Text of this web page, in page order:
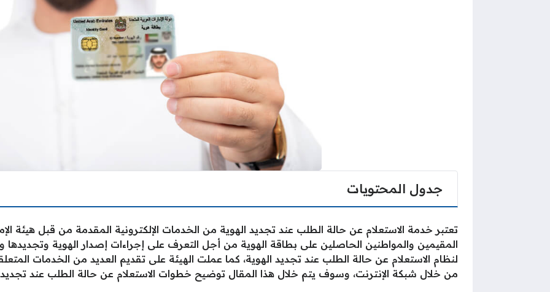
جدول المحتويات
تعتبر خدمة الاستعلام عن حالة الطلب عند تجديد الهوية من الخدمات الإلكترونية المقدمة من قبل هيئة
المقيمين والمواطنين الحاصلين على بطاقة الهوية من أجل التعرف على إجراءات إصدار الهوية وتجديدها
لنظام الاستعلام عن حالة الطلب عند تجديد الهوية، كما عملت الهيئة على تقديم العديد من الخدمات
من خلال شبكة الإنترنت، وسوف يتم خلال هذا المقال توضيح خطوات الاستعلام عن حالة الطلب عند تجديد